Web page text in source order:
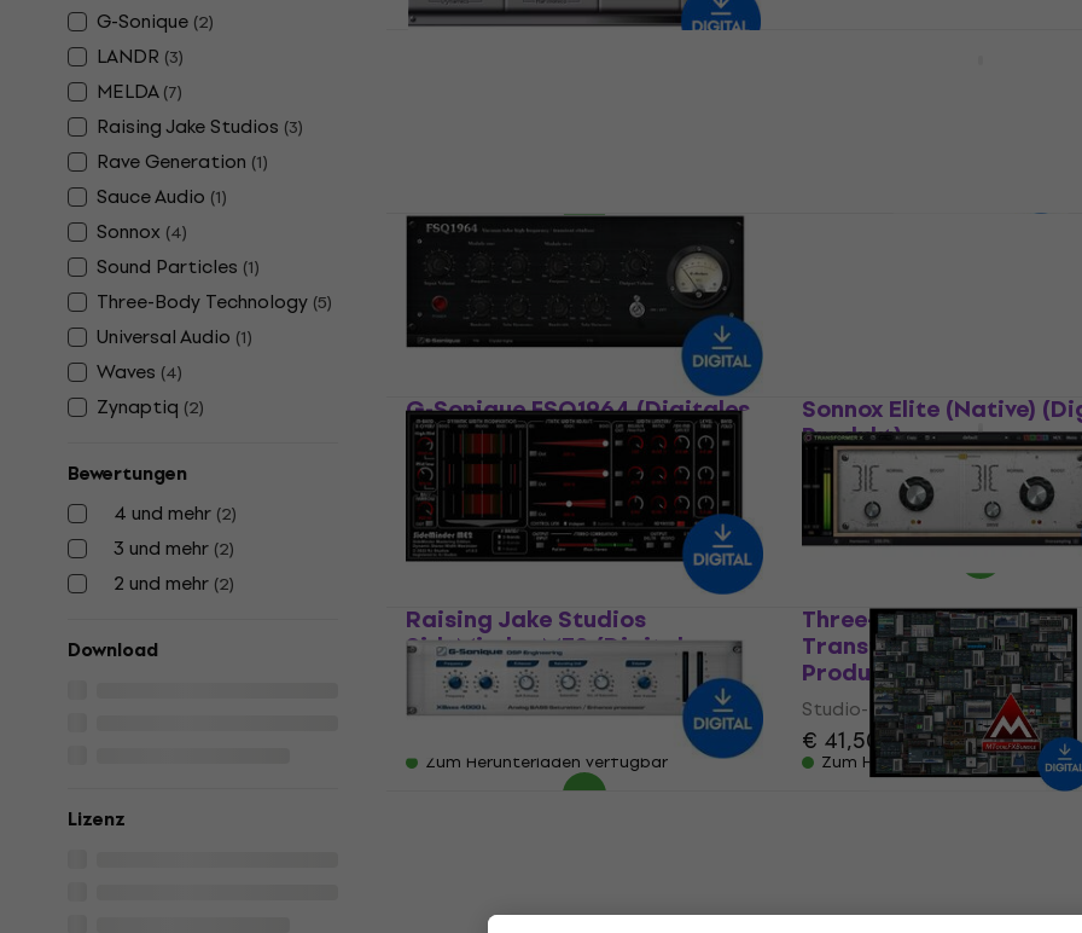
G-Sonique (2)
LANDR (3)
MELDA (7)
Raising Jake Studios (3)
Rave Generation (1)
Sauce Audio (1)
Sonnox (4)
Sound Particles (1)
Three-Body Technology (5)
Universal Audio (1)
Waves (4)
Zynaptiq (2)
Bewertungen
4 und mehr (2)
3 und mehr (2)
2 und mehr (2)
Download
Lizenz
Acon Digital DeBleed:Drums
(Digitales Produkt)
Studio-Effekt-Plugin
€ 64,80
Zum Herunterladen verfügbar
Acon Digital Drum
G-Sonique FSQ1964 (Digitales
Produkt)
Studio-Effekt-Plugin
€ 13
Zum Herunterladen verfügbar
Sonnox Elite (Native)
Produkt)
Studio-Effekt-Plugin
€ 1.049
Zum Herunterladen verfügbar
Raising Jake Studios
SideMinder ME2 (Digitales
Produkt)
Studio-Effekt-Plugin
Zum Herunterladen verfügbar
Three-Body Technology
Transformer X (Digitales
Produkt)
Studio-Effekt-Plugin
€ 41,50
Zum Herunterladen verfügbar
G-Sonique XBass4000L
Zum Herunterladen verfügbar
MELDA MTotalFXBundle
Zum Herunterladen verfügbar